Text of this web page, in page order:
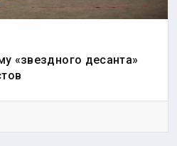
«звездного десанта»